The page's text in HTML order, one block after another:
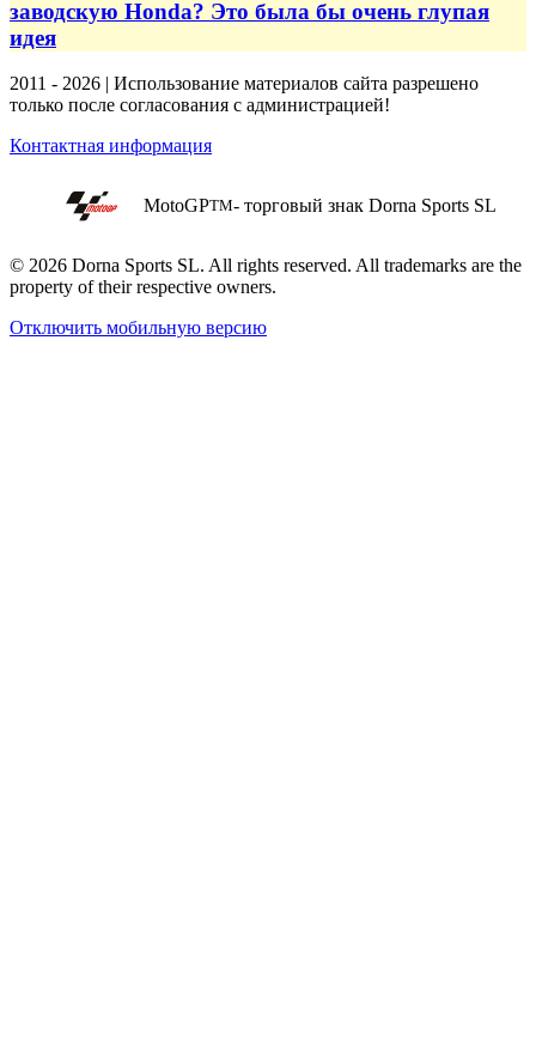
заводскую Honda? Это была бы очень глупая
идея
2011 - 2026 | Использование материалов сайта разрешено
только после согласования с администрацией!
Контактная информация
MotoGPTM- торговый знак Dorna Sports SL
© 2026 Dorna Sports SL. All rights reserved. All trademarks are the
property of their respective owners.
Отключить мобильную версию